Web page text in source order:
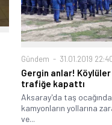
Gündem 31.01.2019
Gergin anlar! Köylüler
trafiğe kapattı
Aksaray'da taş
kamyonların yollarına
ve...